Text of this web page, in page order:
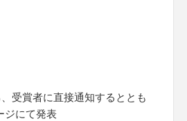
受賞者に直接通知するととも
ジにて発表